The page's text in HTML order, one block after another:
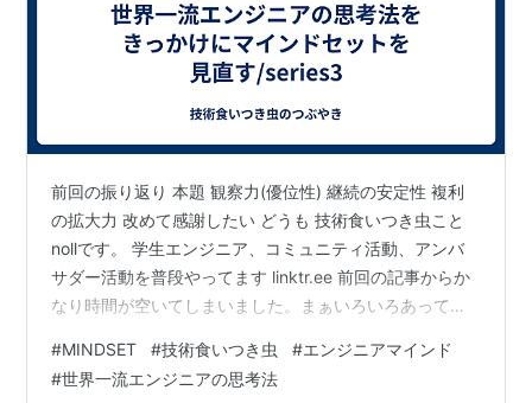
前回の振り返り 本題 観察力(優位性) 継続の安定性 複利
の拡大力 改めて感謝したい どうも 技術食いつき虫こと
nollです。 学生エンジニア、コミュニティ活動、アンバ
サダー活動を普段やってます linktr.ee 前回の記事からか
なり時間が空いてしまいました。まぁいろいろあって記
振り返り blog.noll.engineer blog.noll.engineer
blog.noll.engineer 詳しいことは、前の記事を見てもらえ
#MINDSET #技術食いつき虫 #エンジニアマインド
#世界一流エンジニアの思考法